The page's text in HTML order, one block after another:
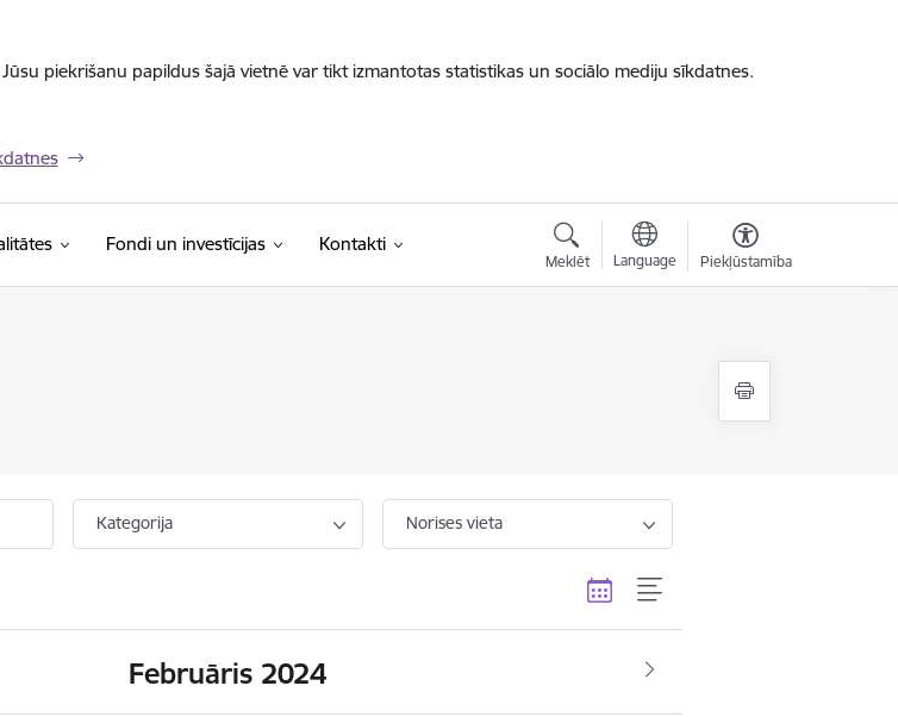
piekrišanu papildus šajā vietnē var tikt izmantotas statistikas un sociālo mediju sīkdatnes.
Fondi un investīcijas Kontakti
Meklēt Language Piekļūstamība
Kategorija Norises vieta
Februāris 2024